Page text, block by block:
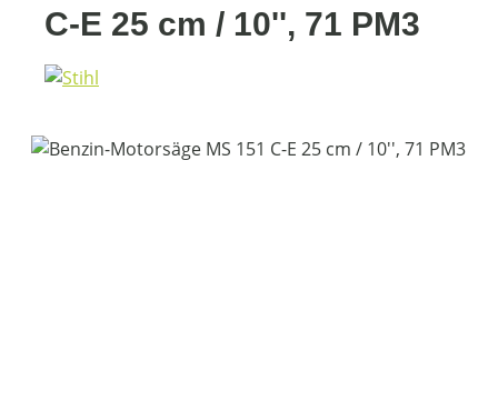
C-E 25 cm / 10'', 71 PM3
Bildergalerie überspringen